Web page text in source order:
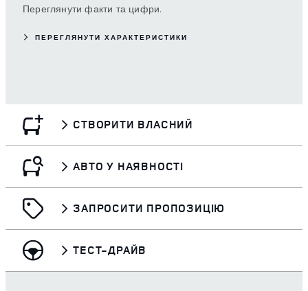
Переглянути факти та цифри.
ПЕРЕГЛЯНУТИ ХАРАКТЕРИСТИКИ
СТВОРИТИ ВЛАСНИЙ
АВТО У НАЯВНОСТІ
ЗАПРОСИТИ ПРОПОЗИЦІЮ
ТЕСТ-ДРАЙВ